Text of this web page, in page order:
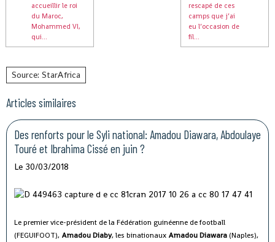
accueillir le roi
du Maroc,
Mohammed VI,
qui...
rescapé de ces
camps que j’ai
eu l’occasion de
fil...
Source: StarAfrica
Articles similaires
Des renforts pour le Syli national: Amadou Diawara, Abdoulaye
Touré et Ibrahima Cissé en juin ?
Le 30/03/2018
Le premier vice-président de la Fédération guinéenne de football
(FEGUIFOOT), Amadou Diaby, les binationaux Amadou Diawara (Naples),